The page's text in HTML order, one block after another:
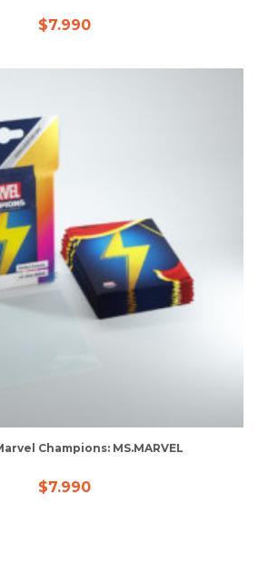
$7.990
Champions: MS.MARVEL
$7.990